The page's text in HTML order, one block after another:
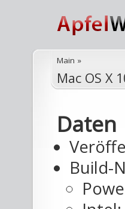
Main »
Mac OS X
Daten
Build-